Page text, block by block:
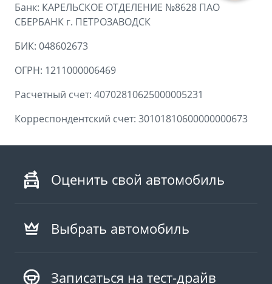
от 4 349 990 ₽*
Аксессуары
Расчет КАСКО
Страхование
Советы по эксплуатации
Помощь на дорогах
Гарантия Geely
Банк: КАРЕЛЬСКОЕ ОТДЕЛЕНИЕ №8628 ПАО
СБЕРБАНК г. ПЕТРОЗАВОДСК
БИК: 048602673
ОГРН: 1211000006469
Расчетный счет: 40702810625000005231
Корреспондентский счет: 30101810600000000673
Оценить свой автомобиль
Выбрать автомобиль
Записаться на тест-драйв